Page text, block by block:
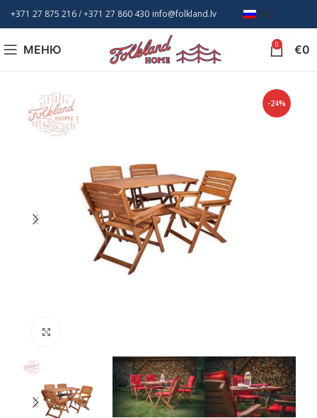
+371 27 875 216/ +371 27 860 430 info@folkland.lv RU
МЕНЮ 0 €0
-24%